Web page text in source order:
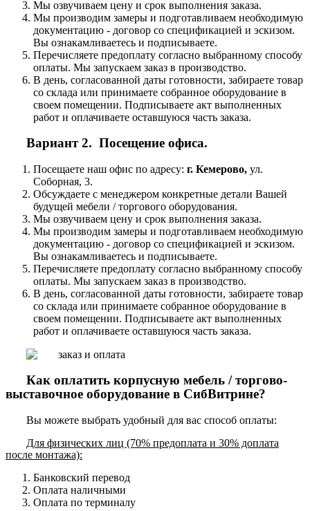
Мы озвучиваем цену и срок выполнения заказа.
Мы производим замеры и подготавливаем необходимую
документацию - договор со спецификацией и эскизом.
Вы ознакамливаетесь и подписываете.
Перечисляете предоплату согласно выбранному способу
оплаты. Мы запускаем заказ в производство.
В день, согласованной даты готовности, забираете товар
со склада или принимаете собранное оборудование в
своем помещении. Подписываете акт выполненных
работ и оплачиваете оставшуюся часть заказа.
Вариант 2. Посещение офиса.
Посещаете наш офис по адресу: г. Кемерово, ул.
Соборная, 3.
Обсуждаете с менеджером конкретные детали Вашей
будущей мебели / торгового оборудования.
Мы озвучиваем цену и срок выполнения заказа.
Мы производим замеры и подготавливаем необходимую
документацию - договор со спецификацией и эскизом.
Вы ознакамливаетесь и подписываете.
Перечисляете предоплату согласно выбранному способу
оплаты. Мы запускаем заказ в производство.
В день, согласованной даты готовности, забираете товар
со склада или принимаете собранное оборудование в
своем помещении. Подписываете акт выполненных
работ и оплачиваете оставшуюся часть заказа.
Как оплатить корпусную мебель / торгово-
выставочное оборудование в СибВитрине?
Вы можете выбрать удобный для вас способ оплаты:
Для физических лиц (70% предоплата и 30% доплата
после монтажа):
Банковский перевод
Оплата наличными
Оплата по терминалу